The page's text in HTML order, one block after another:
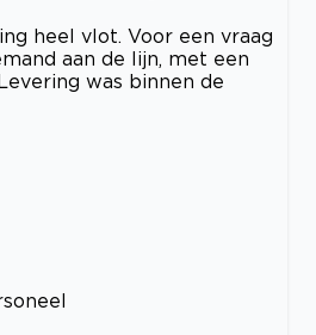
heel vlot. Voor een vraag
aan de lijn, met een
was binnen de